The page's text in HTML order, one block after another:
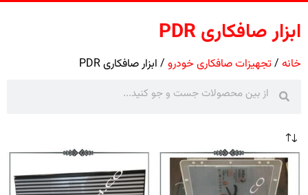
ابزار صافکاری PDR
خانه تجهیزات صافکاری خودرو ابزار صافکاری PDR